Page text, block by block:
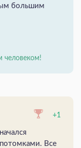
большим
человеком!
+1
Все